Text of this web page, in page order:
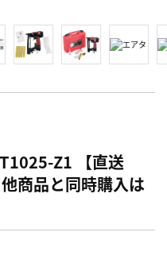
Z1 【直送
商品と同時購入は